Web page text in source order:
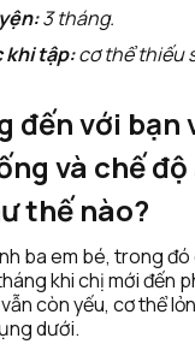
3 tháng.
khi tập: cơ thể thiếu
đến với bạn
và chế độ
thế nào?
ba em bé, trong
khi chị mới đến
còn yếu, cơ thể
dưới.